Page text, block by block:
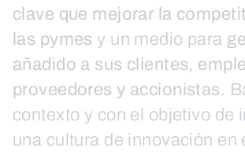
clave que mejorar la
las pymes y un medio para
añadido a sus clientes,
proveedores y accionistas.
contexto y con el objetivo de
una cultura de innovación en